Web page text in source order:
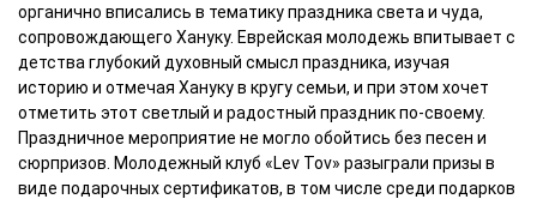
органично вписались в тематику праздника света и чуда,
сопровождающего Хануку. Еврейская молодежь впитывает с
детства глубокий духовный смысл праздника, изучая
историю и отмечая Хануку в кругу семьи, и при этом хочет
отметить этот светлый и радостный праздник по-своему.
Праздничное мероприятие не могло обойтись без песен и
сюрпризов. Молодежный клуб «Lev Tov» разыграли призы в
виде подарочных сертификатов, в том числе среди подарков